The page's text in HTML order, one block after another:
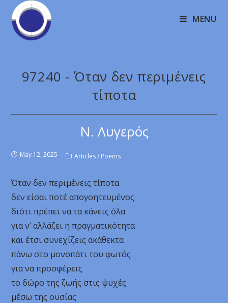
MENU
97240 - Όταν δεν περιμένεις
τίποτα
Ν. Λυγερός
May 12, 2025 Articles / Poems
Όταν δεν περιμένεις τίποτα
δεν είσαι ποτέ απογοητευμένος
διότι πρέπει να τα κάνεις όλα
για ν’ αλλάζει η πραγματικότητα
και έτσι συνεχίζεις ακάθεκτα
πάνω στο μονοπάτι του φωτός
για να προσφέρεις
το δώρο της ζωής στις ψυχές
μέσω της ουσίας